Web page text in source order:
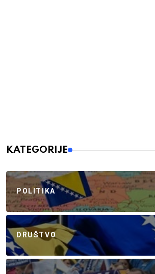
KATEGORIJE
POLITIKA
DRUŠTVO